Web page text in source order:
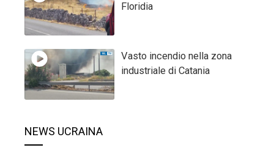
Floridia
Vasto incendio nella zona
industriale di Catania
NEWS UCRAINA